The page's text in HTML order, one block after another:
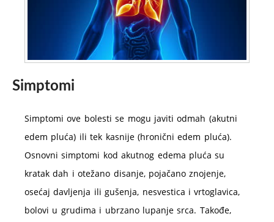
Simptomi
Simptomi ove bolesti se mogu javiti odmah (akutni
edem pluća) ili tek kasnije (hronični edem pluća).
Osnovni simptomi kod akutnog edema pluća su
kratak dah i otežano disanje, pojačano znojenje,
osećaj davljenja ili gušenja, nesvestica i vrtoglavica,
bolovi u grudima i ubrzano lupanje srca. Takođe,